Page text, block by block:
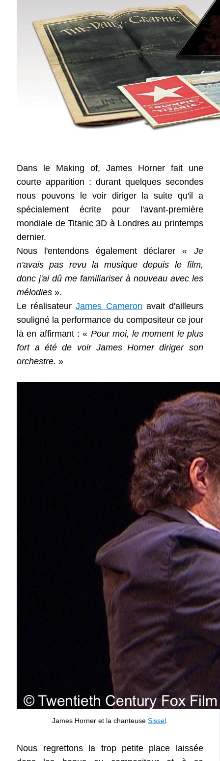
Dans le Making of, James Horner fait une
courte apparition : durant quelques secondes
nous pouvons le voir diriger la suite qu'il a
spécialement écrite pour l'avant-première
mondiale de Titanic 3D à Londres au printemps
dernier.
Nous l'entendons également déclarer « Je
n'avais pas revu la musique depuis le film,
donc j'ai dû me familiariser à nouveau avec les
mélodies ».
Le réalisateurJames Cameron avait d'ailleurs
souligné la performance du compositeur ce jour
là en affirmant : « Pour moi, le moment le plus
fort a été de voir James Horner diriger son
orchestre. »
James Horner et la chanteuse Sissel
Nous regrettons la trop petite place laissée